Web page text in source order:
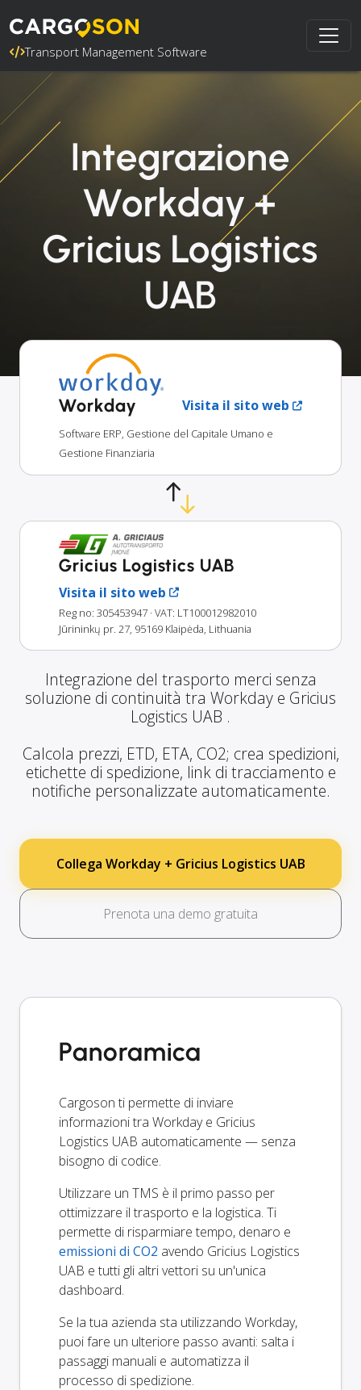
Transport Management Software
Integrazione
Workday +
Gricius Logistics
UAB
Workday Visita il sito web
Software ERP, Gestione del Capitale Umano e
Gestione Finanziaria
Gricius Logistics UAB
Visita il sito web
Reg no: 305453947 · VAT: LT100012982010
Jūrininkų pr. 27, 95169 Klaipėda, Lithuania
Integrazione del trasporto merci senza
soluzione di continuità tra Workday e Gricius
Logistics UAB .
Calcola prezzi, ETD, ETA, CO2; crea spedizioni,
etichette di spedizione, link di tracciamento e
notifiche personalizzate automaticamente.
Collega Workday + Gricius Logistics UAB
Prenota una demo gratuita
Panoramica
Cargoson ti permette di inviare
informazioni tra Workday e Gricius
Logistics UAB automaticamente — senza
bisogno di codice.
Utilizzare un TMS è il primo passo per
ottimizzare il trasporto e la logistica. Ti
permette di risparmiare tempo, denaro e
emissioni di CO2 avendo Gricius Logistics
UAB e tutti gli altri vettori su un'unica
dashboard.
Se la tua azienda sta utilizzando Workday,
puoi fare un ulteriore passo avanti: salta i
passaggi manuali e automatizza il
processo di spedizione.